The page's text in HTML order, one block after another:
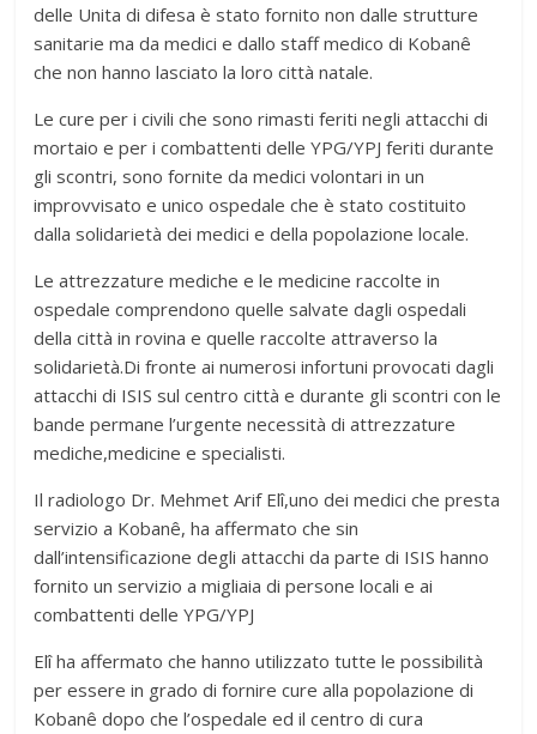
delle Unita di difesa è stato fornito non dalle strutture
sanitarie ma da medici e dallo staff medico di Kobanê
che non hanno lasciato la loro città natale.
Le cure per i civili che sono rimasti feriti negli attacchi di
mortaio e per i combattenti delle YPG/YPJ feriti durante
gli scontri, sono fornite da medici volontari in un
improvvisato e unico ospedale che è stato costituito
dalla solidarietà dei medici e della popolazione locale.
Le attrezzature mediche e le medicine raccolte in
ospedale comprendono quelle salvate dagli ospedali
della città in rovina e quelle raccolte attraverso la
solidarietà.Di fronte ai numerosi infortuni provocati dagli
attacchi di ISIS sul centro città e durante gli scontri con le
bande permane l’urgente necessità di attrezzature
mediche,medicine e specialisti.
Il radiologo Dr. Mehmet Arif Elî,uno dei medici che presta
servizio a Kobanê, ha affermato che sin
dall’intensificazione degli attacchi da parte di ISIS hanno
fornito un servizio a migliaia di persone locali e ai
combattenti delle YPG/YPJ
Elî ha affermato che hanno utilizzato tutte le possibilità
per essere in grado di fornire cure alla popolazione di
Kobanê dopo che l’ospedale ed il centro di cura